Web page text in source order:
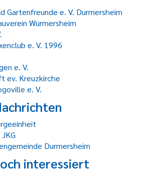
Gartenfreunde e. V. Durmersheim
Würmersheim
e. V. 1996
e. V.
ev. Kreuzkirche
e. V.
Durmersheim
interessiert